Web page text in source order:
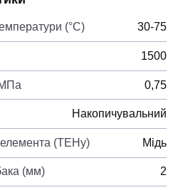
(°C) 30-75
1500
0,75
Накопичувальний
елемента (ТЕНу) Мідь
(мм) 2